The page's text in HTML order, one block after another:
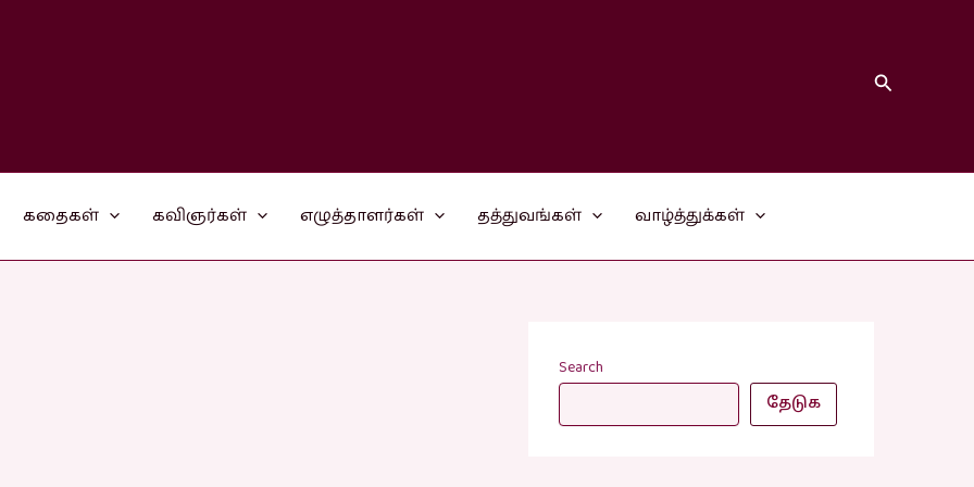
Search
கதைகள் கவிஞர்கள் எழுத்தாளர்கள் தத்துவங்கள் வாழ்த்துக்கள்
Search
தேடுக